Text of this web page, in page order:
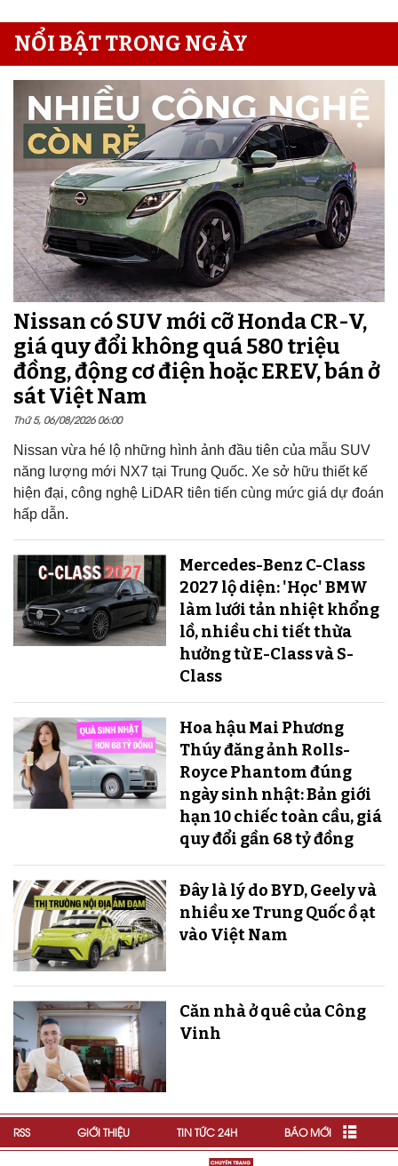
NỔI BẬT TRONG NGÀY
Nissan có SUV mới cỡ Honda CR-V,
giá quy đổi không quá 580 triệu
đồng, động cơ điện hoặc EREV, bán ở
sát Việt Nam
Thứ 5, 06/08/2026 06:00
Nissan vừa hé lộ những hình ảnh đầu tiên của mẫu SUV
năng lượng mới NX7 tại Trung Quốc. Xe sở hữu thiết kế
hiện đại, công nghệ LiDAR tiên tiến cùng mức giá dự đoán
hấp dẫn.
Mercedes-Benz C-Class
2027 lộ diện: 'Học' BMW
làm lưới tản nhiệt khổng
lồ, nhiều chi tiết thừa
hưởng từ E-Class và S-
Class
Hoa hậu Mai Phương
Thúy đăng ảnh Rolls-
Royce Phantom đúng
ngày sinh nhật: Bản giới
hạn 10 chiếc toàn cầu, giá
quy đổi gần 68 tỷ đồng
Đây là lý do BYD, Geely và
nhiều xe Trung Quốc ồ ạt
vào Việt Nam
Căn nhà ở quê của Công
Vinh
RSS GIỚI THIỆU TIN TỨC 24H BÁO MỚI